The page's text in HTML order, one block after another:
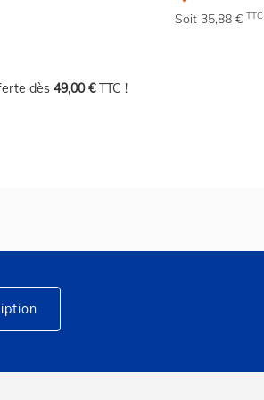
Soit 35,88 € TTC
dès 49,00 €TTC !